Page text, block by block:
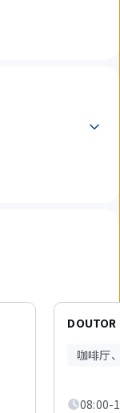
咖啡厅
08:00-